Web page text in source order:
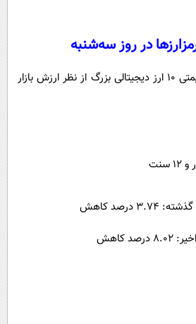
در روز سه‌شنبه
این رده حاوی تغییرات قیمتی ۱۰ ارز دیجیتالی بزرگ از نظر ارزش بازار
کاهش